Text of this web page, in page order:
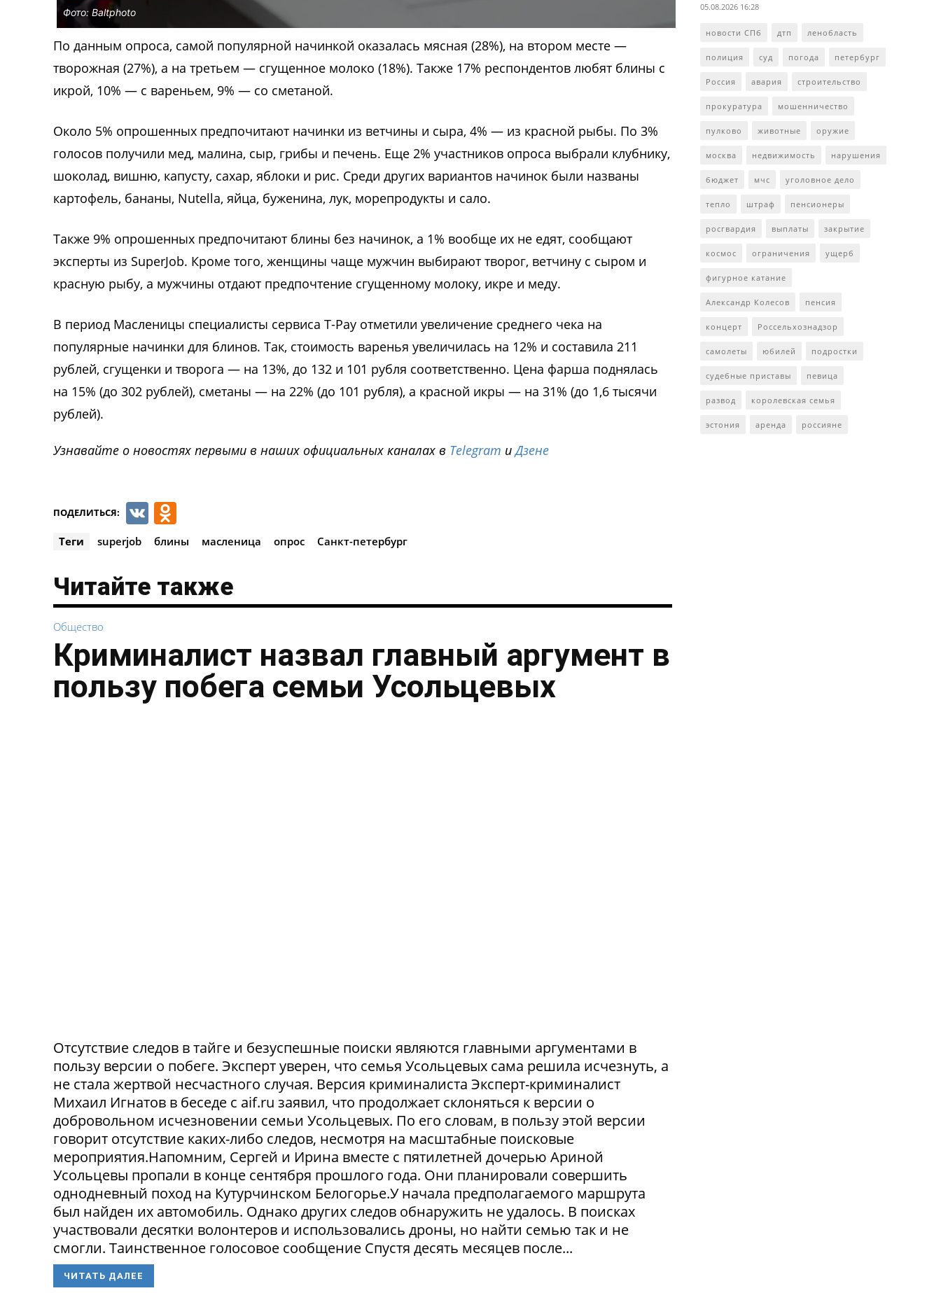
Фото: Baltphoto
По данным опроса, самой популярной начинкой оказалась мясная (28%), на втором месте —
творожная (27%), а на третьем — сгущенное молоко (18%). Также 17% респондентов любят блины с
икрой, 10% — с вареньем, 9% — со сметаной.
Около 5% опрошенных предпочитают начинки из ветчины и сыра, 4% — из красной рыбы. По 3%
голосов получили мед, малина, сыр, грибы и печень. Еще 2% участников опроса выбрали клубнику,
шоколад, вишню, капусту, сахар, яблоки и рис. Среди других вариантов начинок были названы
картофель, бананы, Nutella, яйца, буженина, лук, морепродукты и сало.
Также 9% опрошенных предпочитают блины без начинок, а 1% вообще их не едят, сообщают
эксперты из SuperJob. Кроме того, женщины чаще мужчин выбирают творог, ветчину с сыром и
красную рыбу, а мужчины отдают предпочтение сгущенному молоку, икре и меду.
В период Масленицы специалисты сервиса T-Pay отметили увеличение среднего чека на
популярные начинки для блинов. Так, стоимость варенья увеличилась на 12% и составила 211
рублей, сгущенки и творога — на 13%, до 132 и 101 рубля соответственно. Цена фарша поднялась
на 15% (до 302 рублей), сметаны — на 22% (до 101 рубля), а красной икры — на 31% (до 1,6 тысячи
рублей).
Узнавайте о новостях первыми в наших официальных каналах в Telegram иДзене
ПОДЕЛИТЬСЯ: VK
Теги superjob блины масленица опрос Санкт-петербург
Читайте также
Общество
Криминалист назвал главный аргумент в
пользу побега семьи Усольцевых
Отсутствие следов в тайге и безуспешные поиски являются главными аргументами в
пользу версии о побеге. Эксперт уверен, что семья Усольцевых сама решила исчезнуть, а
не стала жертвой несчастного случая. Версия криминалиста Эксперт-криминалист
Михаил Игнатов в беседе с aif.ru заявил, что продолжает склоняться к версии о
добровольном исчезновении семьи Усольцевых. По его словам, в пользу этой версии
говорит отсутствие каких-либо следов, несмотря на масштабные поисковые
мероприятия.Напомним, Сергей и Ирина вместе с пятилетней дочерью Ариной
Усольцевы пропали в конце сентября прошлого года. Они планировали совершить
однодневный поход на Кутурчинском Белогорье.У начала предполагаемого маршрута
был найден их автомобиль. Однако других следов обнаружить не удалось. В поисках
участвовали десятки волонтеров и использовались дроны, но найти семью так и не
смогли. Таинственное голосовое сообщение Спустя десять месяцев после...
ЧИТАТЬ ДАЛЕЕ
05.08.2026 16:28
новости СПб дтп ленобласть
полиция суд погода петербург
Россия авария строительство
прокуратура мошенничество
пулково животные оружие
москва недвижимость нарушения
бюджет мчс уголовное дело
тепло штраф пенсионеры
росгвардия выплаты закрытие
космос ограничения ущерб
фигурное катание
Александр Колесов пенсия
концерт Россельхознадзор
самолеты юбилей подростки
судебные приставы певица
развод королевская семья
эстония аренда россияне